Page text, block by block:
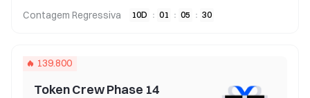
Contagem Regressiva 10D : 01 : 05 : 30
139.800
Token Crew Phase 14